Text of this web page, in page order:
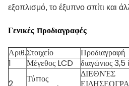
εξοπλισμό, το έξυπνο σπίτι και
Γενικές προδιαγραφές
Αριθ.Στοιχείο Προδιαγραφή
1
Μέγεθος LCD διαγώνιος 3,5
Τύπος
ΔΙΕΘΝΈΣ